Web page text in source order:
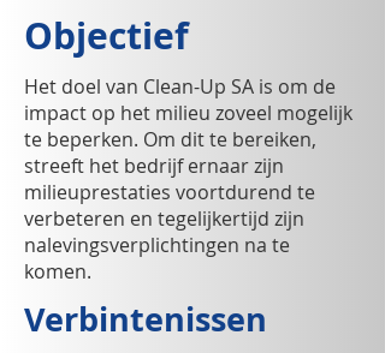
Objectief
Het doel van Clean-Up SA is om de
impact op het milieu zoveel mogelijk
te beperken. Om dit te bereiken,
streeft het bedrijf ernaar zijn
milieuprestaties voortdurend te
verbeteren en tegelijkertijd zijn
nalevingsverplichtingen na te
komen.
Verbintenissen